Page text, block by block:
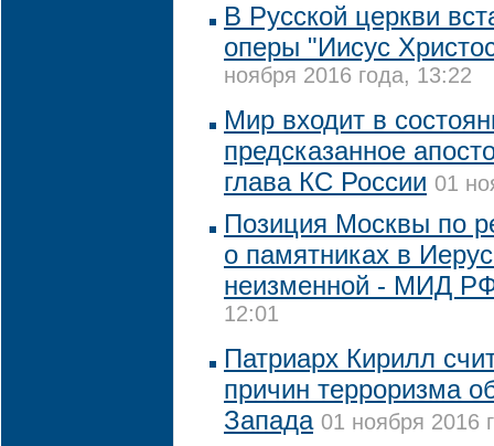
В Русской церкви
оперы "Иисус
ноября 2016 года, 13:22
Мир входит в
предсказанное
глава КС России 01
Позиция Москвы по
о памятниках в
неизменной - МИД
12:01
Патриарх Кирилл
причин терроризма
Запада 01 ноября 2016